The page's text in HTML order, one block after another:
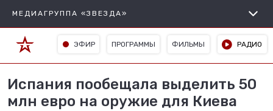
МЕДИАГРУППА «ЗВЕЗДА»
ЭФИР ПРОГРАММЫ ФИЛЬМЫ РАДИО
Испания пообещала выделить 50
млн евро на оружие для Киева